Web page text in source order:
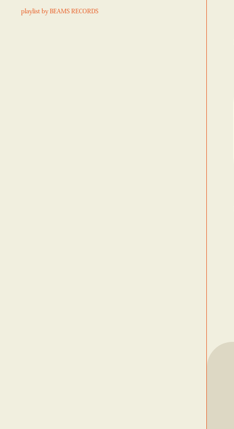
playlist by BEAMS RECORDS